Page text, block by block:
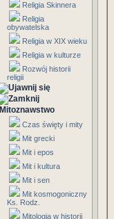
Religia Skinnera
Religia
obywatelska
Religia w XIX wieku
Religia w kulturze
Rozwój historii
religii
Mitoznawstwo
Czas święty i mity
Mit grecki
Mit i epos
Mit i kultura
Mit i sen
Mit kosmogoniczny
Ks. Rodz.
Mitologia w historii